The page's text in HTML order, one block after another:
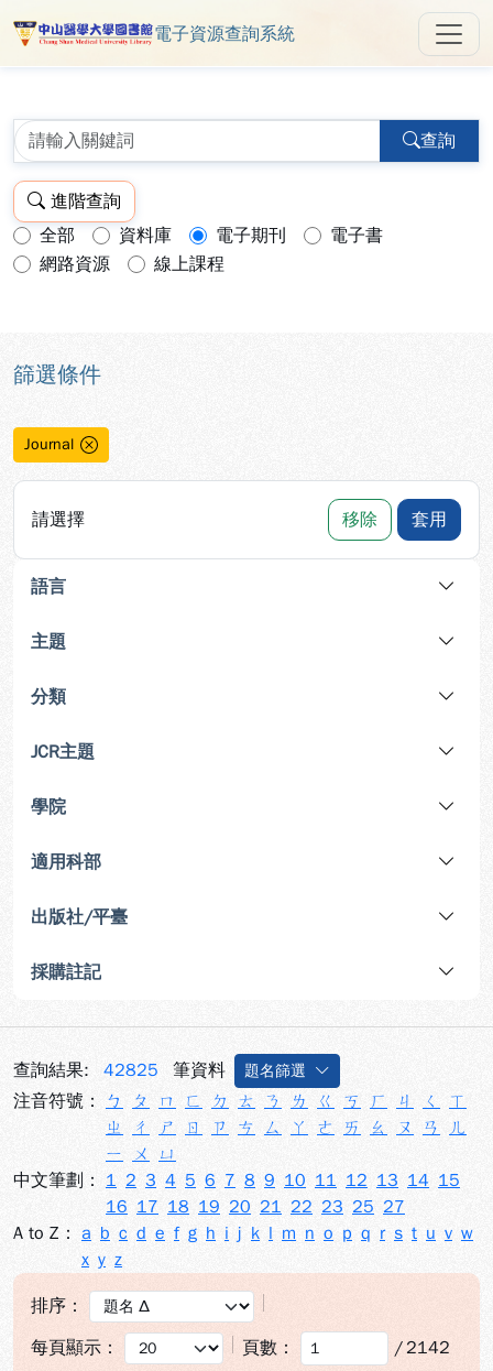
中山醫學大學圖書館 ReSearch
電子資源查詢系統
查詢
進階查詢
查詢模式：
全部 資料庫 電子期刊
電子書
網路資源
線上課程
篩選條件
Journal
請選擇 移除 套用
語言
主題
分類
JCR主題
學院
適用科部
出版社/平臺
採購註記
查詢結果: 42825 筆資料 題名篩選
注音符號： ㄅ ㄆ ㄇ ㄈ ㄉ ㄊ ㄋ ㄌ ㄍ ㄎ ㄏ ㄐ ㄑ
ㄒ
ㄓ
ㄔ ㄕ ㄖ ㄗ ㄘ ㄙ ㄚ ㄜ ㄞ ㄠ ㄡ ㄢ
ㄦ
ㄧ
ㄨ
ㄩ
中文筆劃： 1 2 3 4 5 6 7 8 9 10 11 12 13 14 15
16 17 18 19 20 21 22 23 25 27
A to Z： a b c d e f g h i j k l m n o p q r s t u v w
x y z
排序：
每頁顯示：
頁數： /2142